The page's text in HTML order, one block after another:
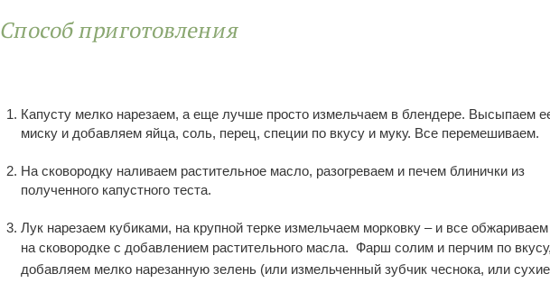
Способ приготовления
Капусту мелко нарезаем, а еще лучше просто измельчаем в блендере. Высыпаем
миску и добавляем яйца, соль, перец, специи по вкусу и муку. Все перемешиваем.
На сковородку наливаем растительное масло, разогреваем и печем блинички из
полученного капустного теста.
Лук нарезаем кубиками, на крупной терке измельчаем морковку – и все обжариваем
на сковородке с добавлением растительного масла. Фарш солим и перчим по вкусу,
добавляем мелко нарезанную зелень (или измельченный зубчик чеснока, или сухие